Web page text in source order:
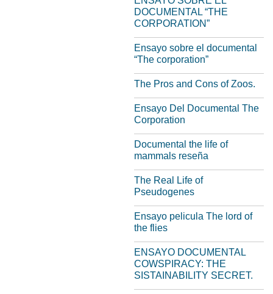
DOCUMENTAL “THE
CORPORATION”
Ensayo sobre el documental
“The corporation”
The Pros and Cons of Zoos.
Ensayo Del Documental The
Corporation
Documental the life of
mammals reseña
The Real Life of
Pseudogenes
Ensayo pelicula The lord of
the flies
ENSAYO DOCUMENTAL
COWSPIRACY: THE
SISTAINABILITY SECRET.